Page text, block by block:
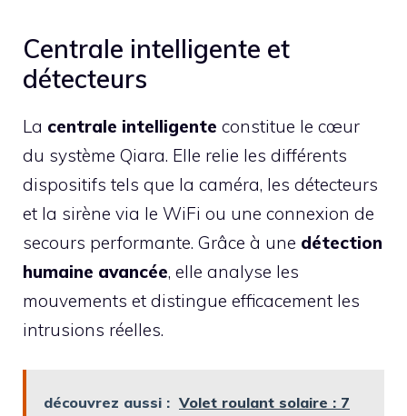
Centrale intelligente et
détecteurs
La centrale intelligente constitue le cœur
du système Qiara. Elle relie les différents
dispositifs tels que la caméra, les détecteurs
et la sirène via le WiFi ou une connexion de
secours performante. Grâce à une détection
humaine avancée, elle analyse les
mouvements et distingue efficacement les
intrusions réelles.
découvrez aussi : Volet roulant solaire : 7